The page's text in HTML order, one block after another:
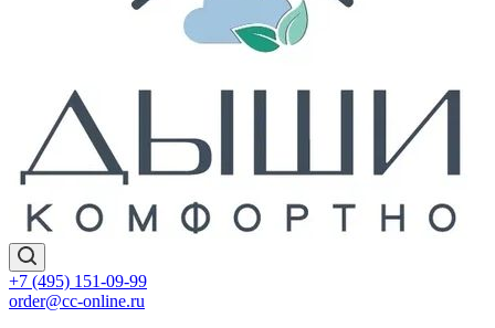
+7 (495) 151-09-99
order@cc-online.ru